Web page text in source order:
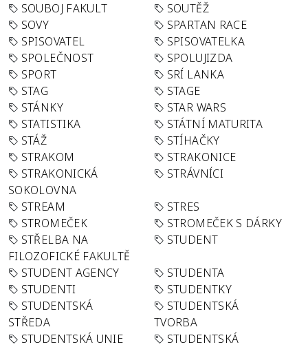
SOUBOJ FAKULT
SOUTĚŽ
SOVY
SPARTAN RACE
SPISOVATEL
SPISOVATELKA
SPOLEČNOST
SPOLUJIZDA
SPORT
SRÍ LANKA
STAG
STAGE
STÁNKY
STAR WARS
STATISTIKA
STÁTNÍ MATURITA
STÁŽ
STÍHAČKY
STRAKOM
STRAKONICE
STRAKONICKÁ
SOKOLOVNA
STRÁVNÍCI
STREAM
STRES
STROMEČEK
STROMEČEK S DÁRKY
STŘELBA NA
FILOZOFICKÉ FAKULTĚ
STUDENT
STUDENT AGENCY
STUDENTA
STUDENTI
STUDENTKY
STUDENTSKÁ
STŘEDA
STUDENTSKÁ
TVORBA
STUDENTSKÁ UNIE
STUDENTSKÁ